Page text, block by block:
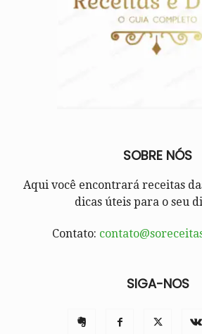
SOBRE NÓS
Aqui você encontrará receitas
dicas úteis para o seu
Contato:
SIGA-NOS